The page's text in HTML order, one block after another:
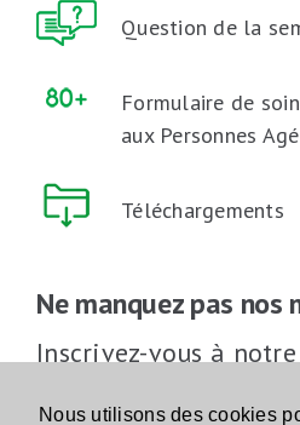
Nous utilisons des cookies
Question de la
Formulaire de
aux Personnes
Téléchargements
Ne manquez pas nos
Inscrivez-vous à
Inscrivez-vous